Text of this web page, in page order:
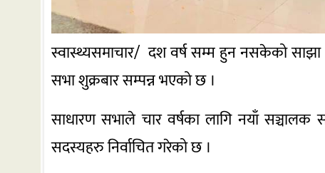
स्वास्थ्यसमाचार/ दश वर्ष सम्म हुन नसकेको साझा
सभा शुक्रबार सम्पन्न भएको छ ।
साधारण सभाले चार वर्षका लागि नयाँ सञ्चालक
सदस्यहरु निर्वाचित गरेको छ ।